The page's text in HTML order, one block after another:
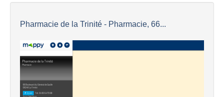
Pharmacie de la Trinité - Pharmacie, 66...